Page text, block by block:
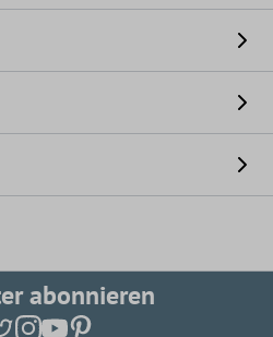
abonnieren